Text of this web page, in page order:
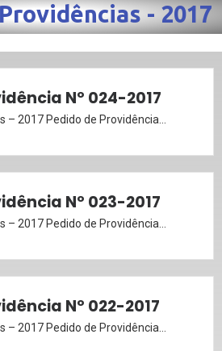
- 2017
Nº 024-2017
– 2017 Pedido de Providência...
Nº 023-2017
– 2017 Pedido de Providência...
Nº 022-2017
– 2017 Pedido de Providência...